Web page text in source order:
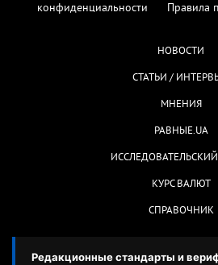
конфиденциальности
Правила
НОВОСТИ
СТАТЬИ /
МНЕНИЯ
РАВНЫЕ.UA
КУРС ВАЛЮТ
СПРАВОЧНИК
Редакционные стандарты и